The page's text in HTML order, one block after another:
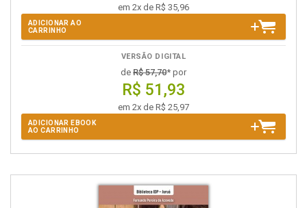
em 2x de R$ 35,96
ADICIONAR AO
CARRINHO
VERSÃO DIGITAL
de R$ 57,70* por
R$ 51,93
em 2x de R$ 25,97
ADICIONAR EBOOK
AO CARRINHO